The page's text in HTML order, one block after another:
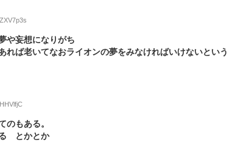
や妄想になりがち
れば老いてなおライオンの夢をみなければいけないという
のもある。
る とかとか